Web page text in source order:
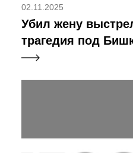
02.11.2025
Убил жену
трагедия под